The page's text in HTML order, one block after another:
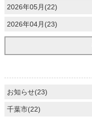
2026年05月(22)
2026年04月(23)
お知らせ(23)
千葉市(22)